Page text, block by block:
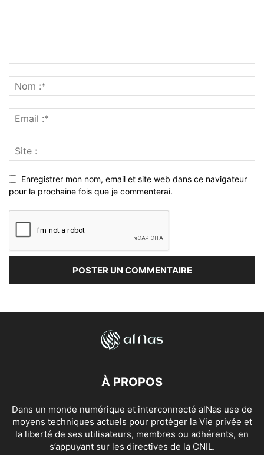
Enregistrer mon nom, email et site web dans ce navigateur
pour la prochaine fois que je commenterai.
À PROPOS
Dans un monde numérique et interconnecté alNas use de
moyens techniques actuels pour protéger la Vie privée et
la liberté de ses utilisateurs, membres ou adhérents, en
s’appuyant sur les directives de la CNIL.